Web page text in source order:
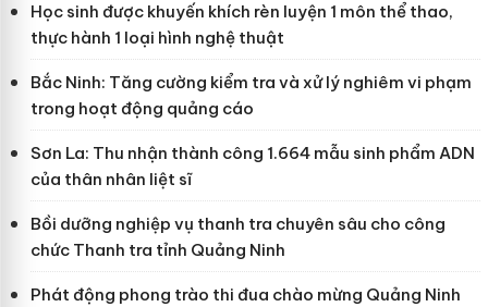
Học sinh được khuyến khích rèn luyện 1 môn thể thao,
thực hành 1 loại hình nghệ thuật
Bắc Ninh: Tăng cường kiểm tra và xử lý nghiêm vi phạm
trong hoạt động quảng cáo
Sơn La: Thu nhận thành công 1.664 mẫu sinh phẩm ADN
của thân nhân liệt sĩ
Bồi dưỡng nghiệp vụ thanh tra chuyên sâu cho công
chức Thanh tra tỉnh Quảng Ninh
Phát động phong trào thi đua chào mừng Quảng Ninh